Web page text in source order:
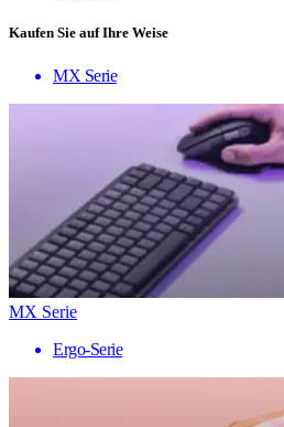
Kaufen Sie auf Ihre Weise
MX Serie
MX Serie
Ergo-Serie